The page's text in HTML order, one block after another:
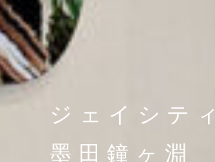
ジェイシティ
墨田鐘ヶ淵